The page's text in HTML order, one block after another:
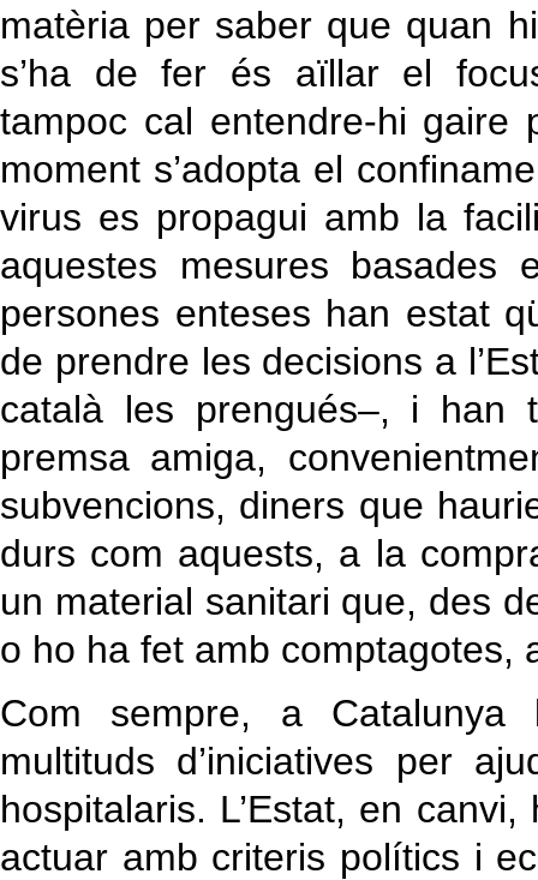
matèria per saber que quan
s’ha de fer és aïllar el
tampoc cal entendre-hi
moment s’adopta el
virus es propagui amb la
aquestes mesures
persones enteses han estat
de prendre les decisions a
català les prengués–, i han
premsa amiga,
subvencions, diners que
durs com aquests, a la
un material sanitari que, des
o ho ha fet amb comptagotes,
Com sempre, a
multituds d’iniciatives per
hospitalaris. L’Estat, en
actuar amb criteris polítics i